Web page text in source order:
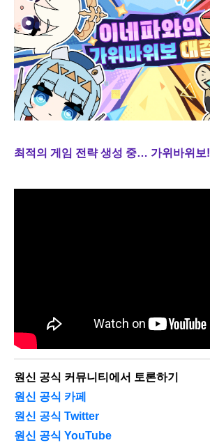
최적의 게임 전략 생성 중… 가위바위보!
원신 공식 커뮤니티에서 토론하기
원신 공식 카페
원신 공식 Twitter
원신 공식 YouTube